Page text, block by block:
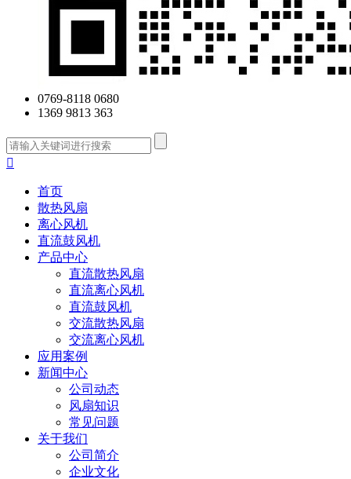
0769-8118 0680
1369 9813 363

首页
散热风扇
离心风机
直流鼓风机
产品中心
直流散热风扇
直流离心风机
直流鼓风机
交流散热风扇
交流离心风机
应用案例
新闻中心
公司动态
风扇知识
常见问题
关于我们
公司简介
企业文化